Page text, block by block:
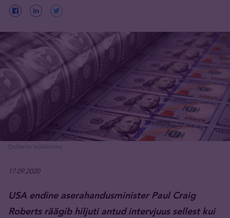
Dollarite trükkimine
17.09.2020
USA endine aserahandusminister Paul Craig
Roberts räägib hiljuti antud intervjuus sellest kui